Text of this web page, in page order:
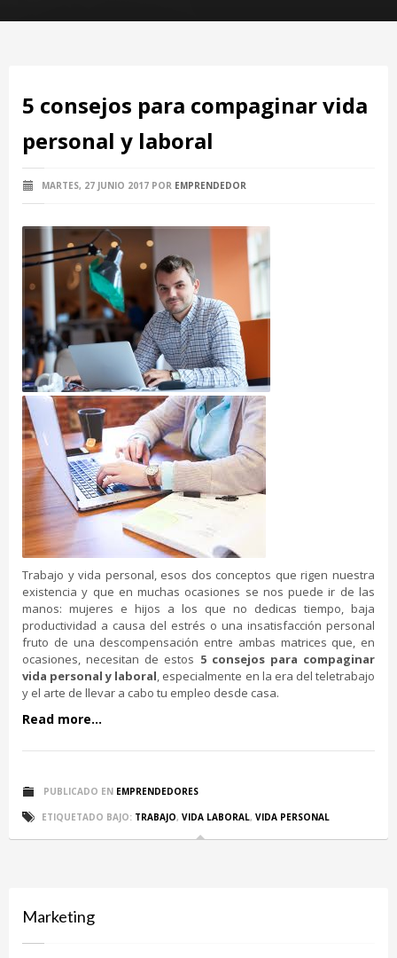
5 consejos para compaginar vida
personal y laboral
MARTES, 27 JUNIO 2017 POR EMPRENDEDOR
Trabajo y vida personal, esos dos conceptos que rigen nuestra
existencia y que en muchas ocasiones se nos puede ir de las
manos: mujeres e hijos a los que no dedicas tiempo, baja
productividad a causa del estrés o una insatisfacción personal
fruto de una descompensación entre ambas matrices que, en
ocasiones, necesitan de estos 5 consejos para compaginar
vida personal y laboral, especialmente en la era del teletrabajo
y el arte de llevar a cabo tu empleo desde casa.
Read more...
PUBLICADO EN EMPRENDEDORES
ETIQUETADO BAJO: TRABAJO, VIDA LABORAL, VIDA PERSONAL
Marketing